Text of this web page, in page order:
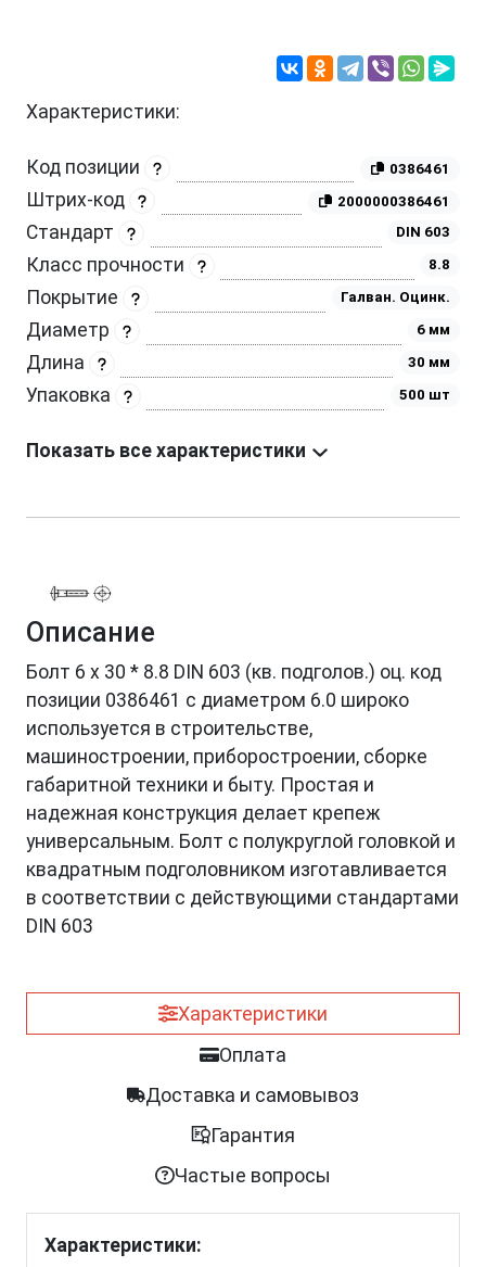
Характеристики:
Код позиции 0386461
Штрих-код 2000000386461
Стандарт DIN 603
Класс прочности 8.8
Покрытие Галван. Оцинк.
Диаметр 6 мм
Длина 30 мм
Упаковка 500 шт
Показать все характеристики
Описание
Болт 6 х 30 * 8.8 DIN 603 (кв. подголов.) оц. код
позиции 0386461 с диаметром 6.0 широко
используется в строительстве,
машиностроении, приборостроении, сборке
габаритной техники и быту. Простая и
надежная конструкция делает крепеж
универсальным. Болт с полукруглой головкой и
квадратным подголовником изготавливается
в соответствии с действующими стандартами
DIN 603
Характеристики
Оплата
Доставка и самовывоз
Гарантия
Частые вопросы
Характеристики: